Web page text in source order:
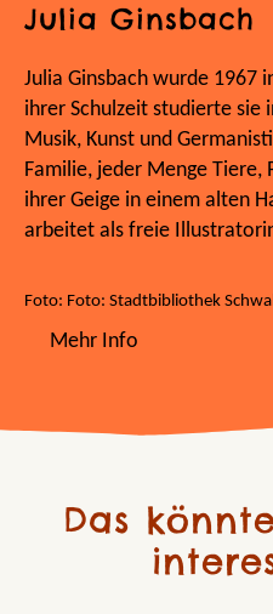
Julia Ginsbach
Julia Ginsbach wurde 1967
ihrer Schulzeit studierte sie
Musik, Kunst und
Familie, jeder Menge Tiere,
ihrer Geige in einem alten
arbeitet als freie
Foto: Foto: Stadtbibliothek
Mehr Info
Das